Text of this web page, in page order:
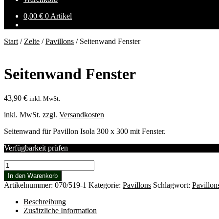
0,00 € 0 Artikel
Start / Zelte /Pavillons / Seitenwand Fenster
Seitenwand Fenster
43,90 € inkl. MwSt.
inkl. MwSt. zzgl. Versandkosten
Seitenwand für Pavillon Isola 300 x 300 mit Fenster.
Verfügbarkeit prüfen
Seitenwand
Fenster
Menge
In den Warenkorb
Artikelnummer: 070/519-1 Kategorie: Pavillons Schlagwort:
Beschreibung
Zusätzliche Information